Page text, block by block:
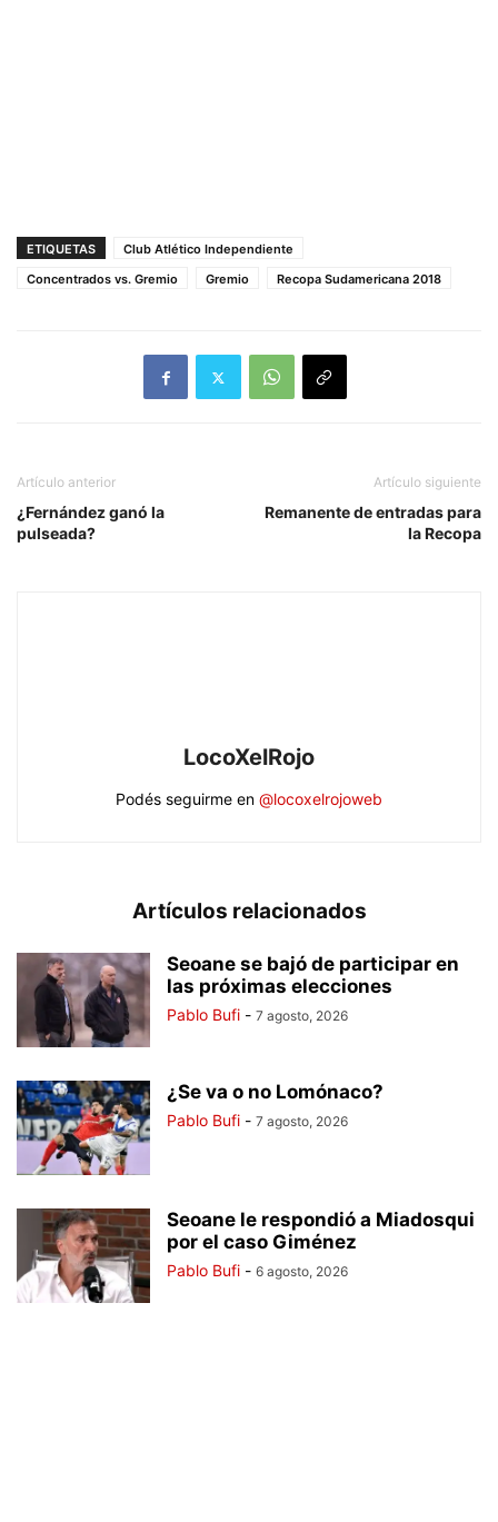
ETIQUETAS
Club Atlético Independiente
Concentrados vs. Gremio
Gremio Recopa Sudamericana 2018
Artículo anterior
¿Fernández ganó la
pulseada?
Artículo siguiente
Remanente de entradas para
la Recopa
LocoXelRojo
Podés seguirme en @locoxelrojoweb
Artículos relacionados
Seoane se bajó de participar en
las próximas elecciones
Pablo Bufi - 7 agosto, 2026
¿Se va o no Lomónaco?
Pablo Bufi - 7 agosto, 2026
Seoane le respondió a Miadosqui
por el caso Giménez
Pablo Bufi - 6 agosto, 2026